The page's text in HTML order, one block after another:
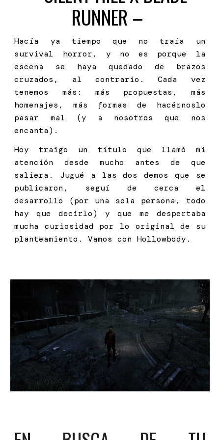
RUNNER –
Hacía ya tiempo que no traía un
survival horror, y no es porque la
escena se haya quedado de brazos
cruzados, al contrario. Cada vez
tenemos más: más propuestas, más
homenajes, más formas de hacérnoslo
pasar mal (y a nosotros que nos
encanta).
Hoy traigo un título que llamó mi
atención desde mucho antes de que
saliera. Jugué a las dos demos que se
publicaron, seguí de cerca el
desarrollo (por una sola persona, todo
hay que decirlo) y que me despertaba
mucha curiosidad por lo original de su
planteamiento. Vamos con Hollowbody.